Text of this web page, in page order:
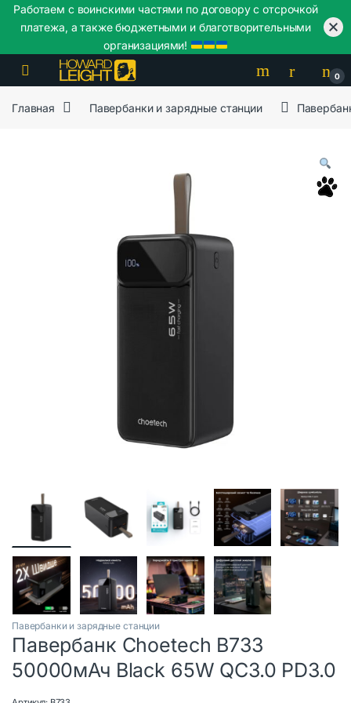
Skip to navigation
Skip to content
0
Главная Павербанки и зарядные станции
Павербанки и зарядные станции
Павербанк Choetech B733
50000мАч Black 65W QC3.0 PD3.0
Работаем с воинскими частями по договору с отсрочкой
платежа, а также бюджетными и благотворительными
организациями!